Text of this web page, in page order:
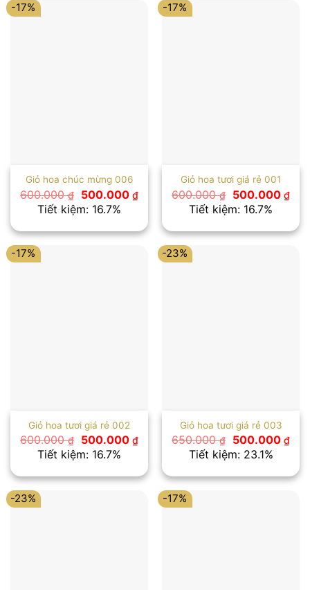
-17%
Giỏ hoa chúc mừng 006
600.000₫
Giá
gốc
là:
500.000 ₫Giá
hiện
là:
500.000 ₫.
Tiết kiệm: 16.7%
-17%
Giỏ hoa tươi giá rẻ 001
600.000₫
Giá
gốc
là:
500.000 ₫Giá
hiện
là:
Tiết kiệm: 16.7%
-17%
Giỏ hoa tươi giá rẻ 002
600.000₫
Giá
gốc
là:
500.000 ₫Giá
hiện
là:
500.000 ₫.
Tiết kiệm: 16.7%
-23%
Giỏ hoa tươi giá rẻ 003
650.000₫
Giá
gốc
là:
500.000 ₫Giá
hiện
là:
Tiết kiệm: 23.1%
-23% -17%